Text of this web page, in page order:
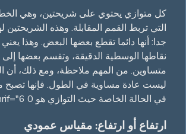
كل متوازي يحتوي على شريحتين، وهي
التي تربط القمم المقابلة. وهذه
جدا: أنها دائما تقطع بعضها البعض. وهذا
نقاطها الوسطية الدقيقة، وتقسم بعضها
متساوين. من المهم ملاحظة، ومع ذلك، أن
ليست عادة مساوية في الطول. فإنها تصبح
في الحالة الخاصة حيث التوازي هو 0 href="5 3 hrif="6.
ارتفاع أو ارتفاع: مقياس عمودي